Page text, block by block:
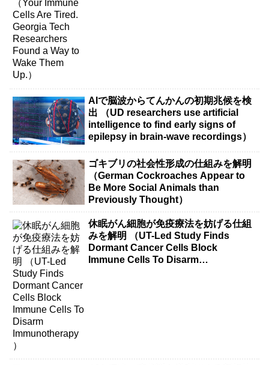
AIで脳波からてんかんの初期兆候を検
出 （UD researchers use artificial
intelligence to find early signs of
epilepsy in brain-wave recordings）
ゴキブリの社会性形成の仕組みを解明
（German Cockroaches Appear to
Be More Social Animals than
Previously Thought）
休眠がん細胞が免疫療法を妨げる仕組
みを解明 （UT-Led Study Finds
Dormant Cancer Cells Block
Immune Cells To Disarm